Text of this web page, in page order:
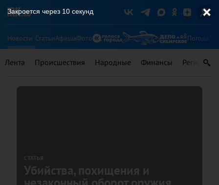
Новости СтатьиАфишаФото Погода
Лента Происшествия Народные Финансы Регионы
СТАТЬЯ
Убийства, похищения и
Закроется через 9секунд